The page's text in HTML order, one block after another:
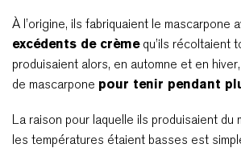
À l’origine, ils fabriquaient le mascarpone
excédents de crèmequ’ils récoltaient
produisaient alors, en automne et en
de mascarpone pour tenir pendant
La raison pour laquelle ils produisaient du
les températures étaient basses est